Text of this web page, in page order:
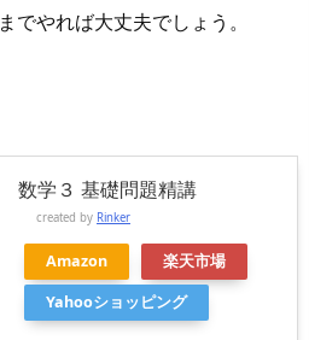
でやれば大丈夫でしょう。
数学３ 基礎問題精講
created by Rinker
Amazon
楽天市場
Yahooショッピング